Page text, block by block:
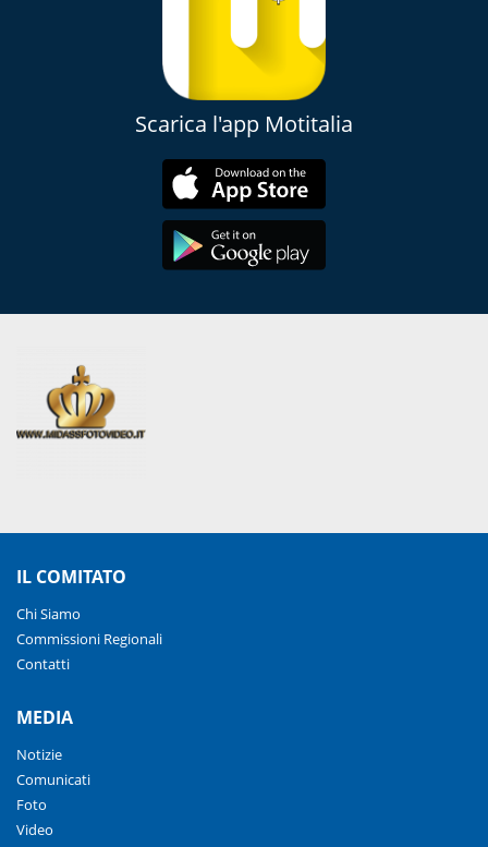
Scarica l'app Motitalia
IL COMITATO
Chi Siamo
Commissioni Regionali
Contatti
MEDIA
Notizie
Comunicati
Foto
Video